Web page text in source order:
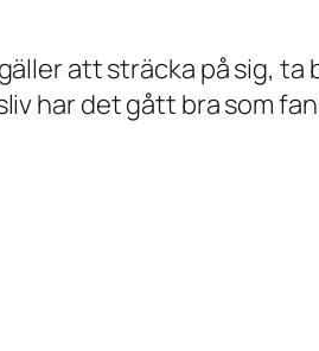
att sträcka på sig, ta
har det gått bra som